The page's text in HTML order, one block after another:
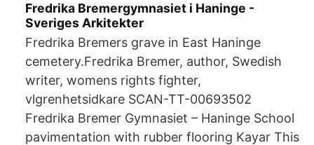
Fredrika Bremergymnasiet i Haninge -
Sveriges Arkitekter
Fredrika Bremers grave in East Haninge
cemetery.Fredrika Bremer, author, Swedish
writer, womens rights fighter,
vlgrenhetsidkare SCAN-TT-00693502
Fredrika Bremer Gymnasiet – Haninge School
pavimentation with rubber flooring Kayar This